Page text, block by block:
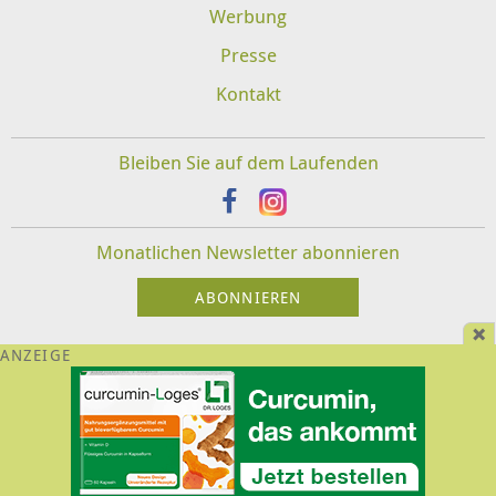
Werbung
Presse
Kontakt
Bleiben Sie auf dem Laufenden
Monatlichen Newsletter abonnieren
Impressum Datenschutz Disclaimer
Für Veranstalter und Therapeuten: